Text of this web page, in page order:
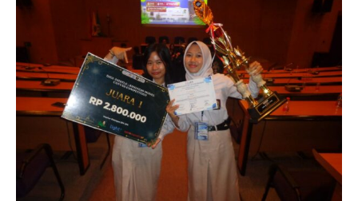
Antologi Puisi 1
Antologi Puisi 2
Antologi Puisi 3
Antologi Puisi 4
Antologi Cerpen B.Inggris
Kegiatan Kemitraan